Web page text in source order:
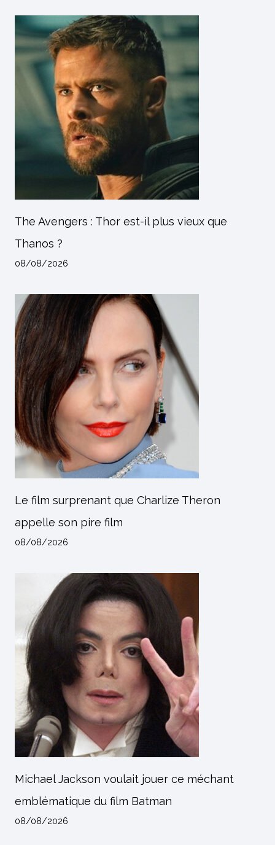
The Avengers : Thor est-il plus vieux que
Thanos ?
08/08/2026
Le film surprenant que Charlize Theron
appelle son pire film
08/08/2026
Michael Jackson voulait jouer ce méchant
emblématique du film Batman
08/08/2026